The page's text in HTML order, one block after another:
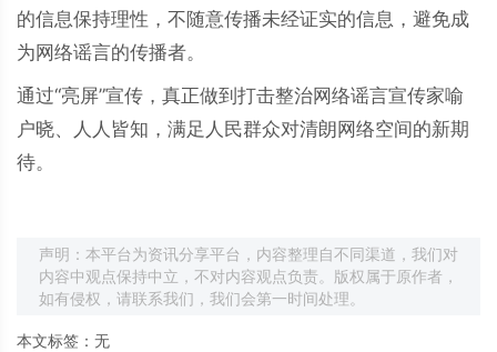
的信息保持理性，不随意传播未经证实的信息，避免成
为网络谣言的传播者。
通过“亮屏”宣传，真正做到打击整治网络谣言宣传家喻
户晓、人人皆知，满足人民群众对清朗网络空间的新期
待。
声明：本平台为资讯分享平台，内容整理自不同渠道，我们对
内容中观点保持中立，不对内容观点负责。版权属于原作者，
如有侵权，请联系我们，我们会第一时间处理。
本文标签：无